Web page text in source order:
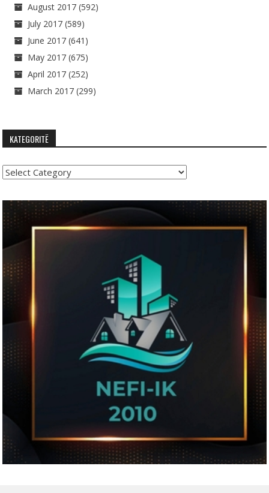
August 2017 (592)
July 2017 (589)
June 2017 (641)
May 2017 (675)
April 2017 (252)
March 2017 (299)
KATEGORITË
Kategoritë